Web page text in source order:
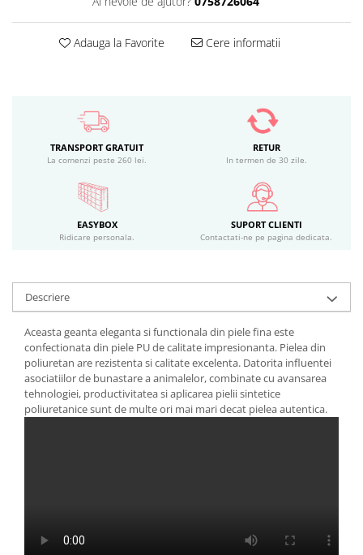
Adauga la Favorite Cere informatii
TRANSPORT GRATUIT
La comenzi peste 260 lei.
RETUR
In termen de 30 zile.
EASYBOX
Ridicare personala.
SUPORT CLIENTI
Contactati-ne pe pagina dedicata.
Descriere
Aceasta geanta eleganta si functionala din piele fina este
confectionata din piele PU de calitate impresionanta. Pielea din
poliuretan are rezistenta si calitate excelenta. Datorita influentei
asociatiilor de bunastare a animalelor, combinate cu avansarea
tehnologiei, productivitatea si aplicarea pielii sintetice
poliuretanice sunt de multe ori mai mari decat pielea autentica.